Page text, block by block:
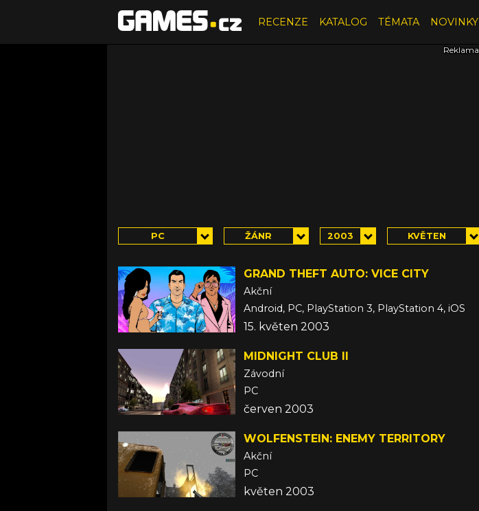
RECENZE KATALOG TÉMATA NOVINKY
PC ŽÁNR 2003 KVĚTEN
GRAND THEFT AUTO: VICE CITY
Akční
Android, PC, PlayStation 3, PlayStation 4, iOS
15. květen 2003
MIDNIGHT CLUB II
Závodní
PC
červen 2003
WOLFENSTEIN: ENEMY TERRITORY
Akční
PC
květen 2003